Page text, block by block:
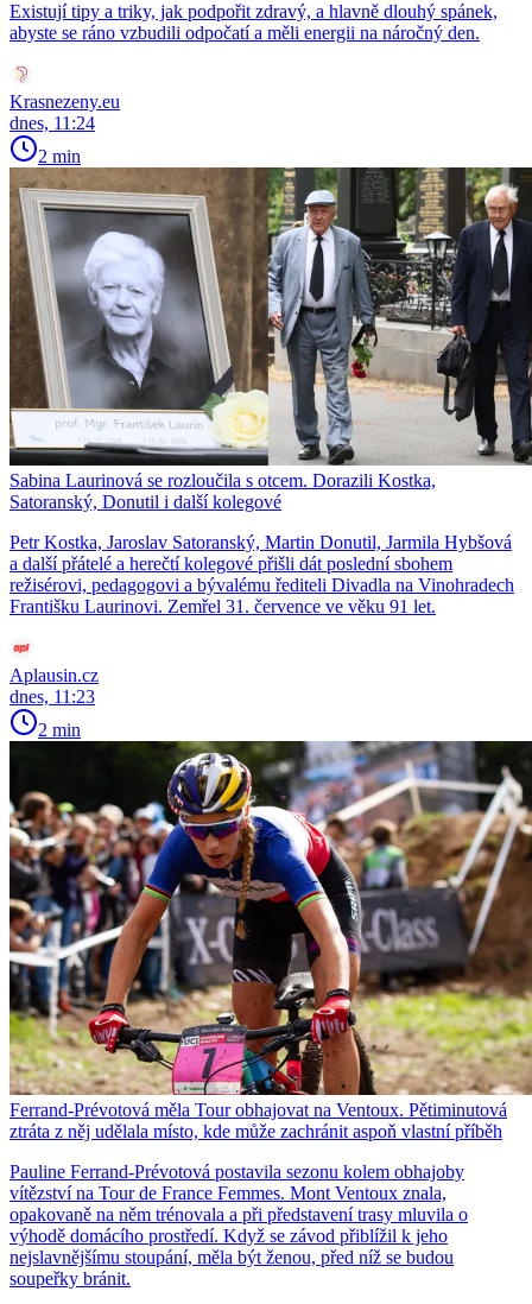
Existují tipy a triky, jak podpořit zdravý, a hlavně dlouhý spánek,
abyste se ráno vzbudili odpočatí a měli energii na náročný den.
Krasnezeny.eu
dnes, 11:24
2 min
Sabina Laurinová se rozloučila s otcem. Dorazili Kostka,
Satoranský, Donutil i další kolegové
Petr Kostka, Jaroslav Satoranský, Martin Donutil, Jarmila Hybšová
a další přátelé a herečtí kolegové přišli dát poslední sbohem
režisérovi, pedagogovi a bývalému řediteli Divadla na Vinohradech
Františku Laurinovi. Zemřel 31. července ve věku 91 let.
Aplausin.cz
dnes, 11:23
2 min
Ferrand-Prévotová měla Tour obhajovat na Ventoux. Pětiminutová
ztráta z něj udělala místo, kde může zachránit aspoň vlastní příběh
Pauline Ferrand-Prévotová postavila sezonu kolem obhajoby
vítězství na Tour de France Femmes. Mont Ventoux znala,
opakovaně na něm trénovala a při představení trasy mluvila o
výhodě domácího prostředí. Když se závod přiblížil k jeho
nejslavnějšímu stoupání, měla být ženou, před níž se budou
soupeřky bránit.